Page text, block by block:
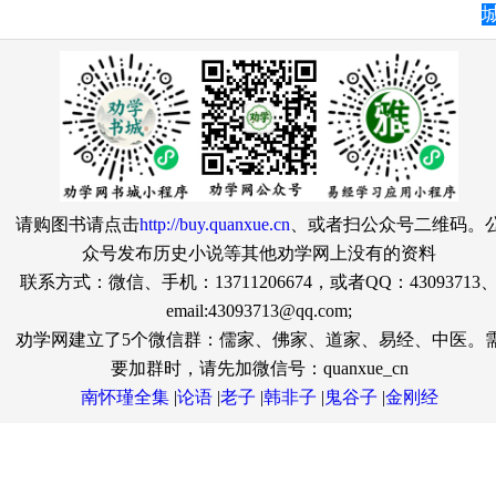
请购图书请点击http://buy.quanxue.cn 、或者扫公众号二维码。
众号发布历史小说等其他劝学网上没有的资料
联系方式：微信、手机：13711206674，或者QQ：43093713
email:43093713@qq.com;
劝学网建立了5个微信群：儒家、佛家、道家、易经、中医。
要加群时，请先加微信号：quanxue_cn
南怀瑾全集|论语|老子 |韩非子 |鬼谷子 |金刚经